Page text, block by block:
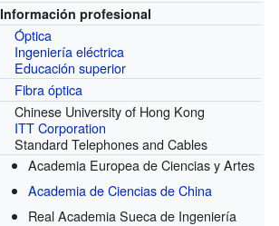
Información profesional
Óptica
Ingeniería eléctrica
Educación superior
Fibra óptica
Chinese University of Hong Kong
ITT Corporation
Standard Telephones and Cables
Academia Europea de Ciencias y Artes
Academia de Ciencias de China
Real Academia Sueca de Ingeniería